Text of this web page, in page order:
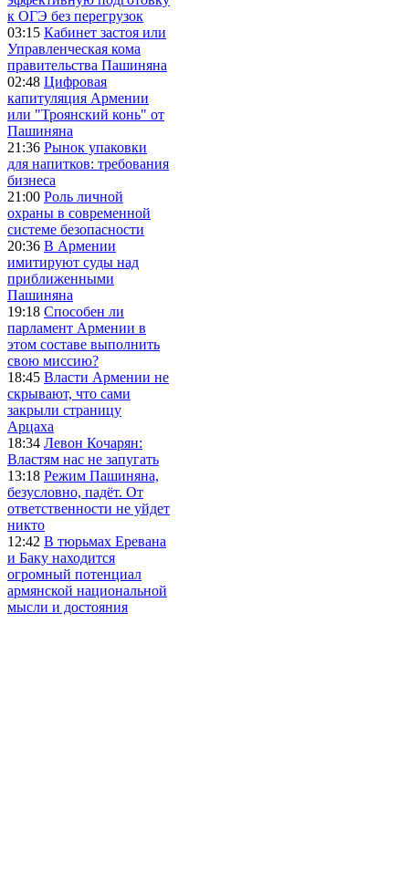
к ОГЭ без перегрузок
03:15 Кабинет застоя или
Управленческая кома
правительства Пашиняна
02:48 Цифровая
капитуляция Армении
или "Троянский конь" от
Пашиняна
21:36 Рынок упаковки
для напитков: требования
бизнеса
21:00 Роль личной
охраны в современной
системе безопасности
20:36 В Армении
имитируют суды над
приближенными
Пашиняна
19:18 Способен ли
парламент Армении в
этом составе выполнить
свою миссию?
18:45 Власти Армении не
скрывают, что сами
закрыли страницу
Арцаха
18:34 Левон Кочарян:
Властям нас не запугать
13:18 Режим Пашиняна,
безусловно, падёт. От
ответственности не уйдет
никто
12:42 В тюрьмах Еревана
и Баку находится
огромный потенциал
армянской национальной
мысли и достояния